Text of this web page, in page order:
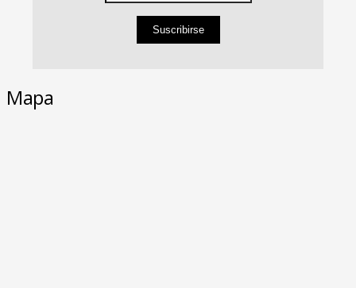
Suscribirse
Mapa